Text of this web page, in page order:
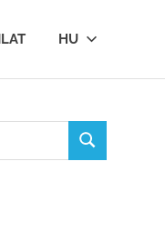
HU
SEARCH